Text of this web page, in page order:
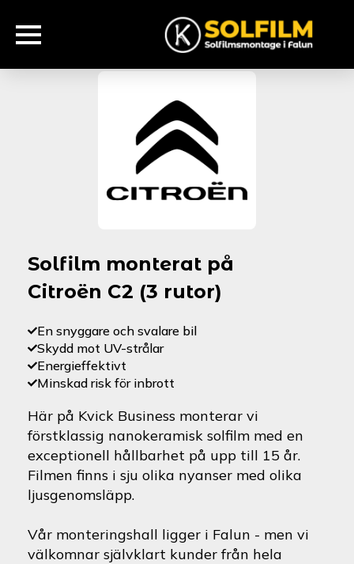
Solfilm monterat på
Citroën C2 (3 rutor)
En snyggare och svalare bil
Skydd mot UV-strålar
Energieffektivt
Minskad risk för inbrott
Här på Kvick Business monterar vi
förstklassig nanokeramisk solfilm med en
exceptionell hållbarhet på upp till 15 år.
Filmen finns i sju olika nyanser med olika
ljusgenomsläpp.
Vår monteringshall ligger i Falun - men vi
välkomnar självklart kunder från hela